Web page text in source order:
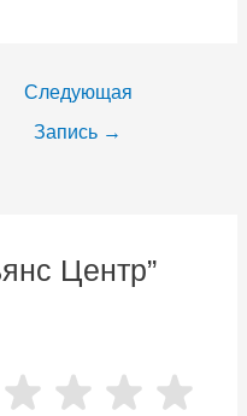
Следующая
Запись →
Центр”